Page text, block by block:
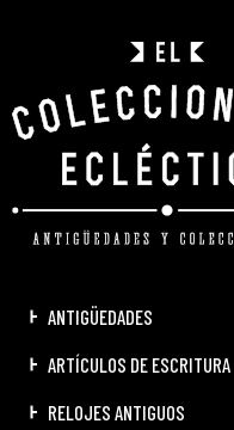
ANTIGÜEDADES
ARTÍCULOS DE ESCRITURA
RELOJES ANTIGUOS